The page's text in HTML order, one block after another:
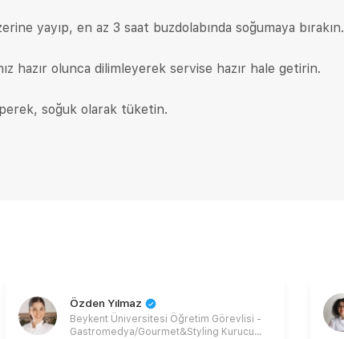
yayıp, en az 3 saat buzdolabında soğumaya bırakın.
hazır olunca dilimleyerek servise hazır hale getirin.
soğuk olarak tüketin.
Özden Yılmaz
Beykent Üniversitesi Öğretim Görevlisi -
Gastromedya/Gourmet&Styling Kurucu